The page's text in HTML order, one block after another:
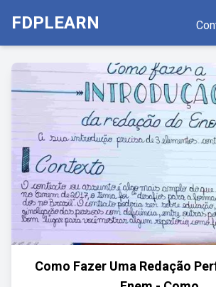
FDPLEARN
Como Fazer Uma Redação